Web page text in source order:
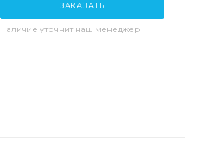
ЗАКАЗАТЬ
Наличие уточнит наш менеджер